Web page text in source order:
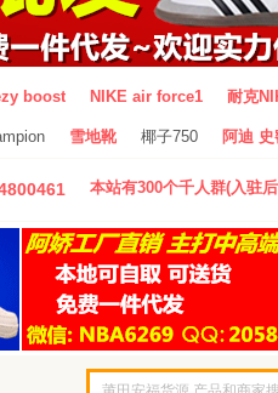
boost NIKE air force1 耐克
雪地靴 椰子750 阿迪
本站有300个千人群(入驻